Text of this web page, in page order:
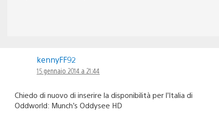
kennyFF92
15 gennaio 2014 a 21:44
Chiedo di nuovo di inserire la disponibilità per l’Italia di
Oddworld: Munch’s Oddysee HD